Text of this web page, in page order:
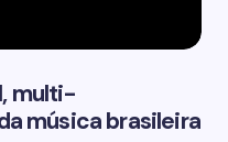
multi-
música brasileira